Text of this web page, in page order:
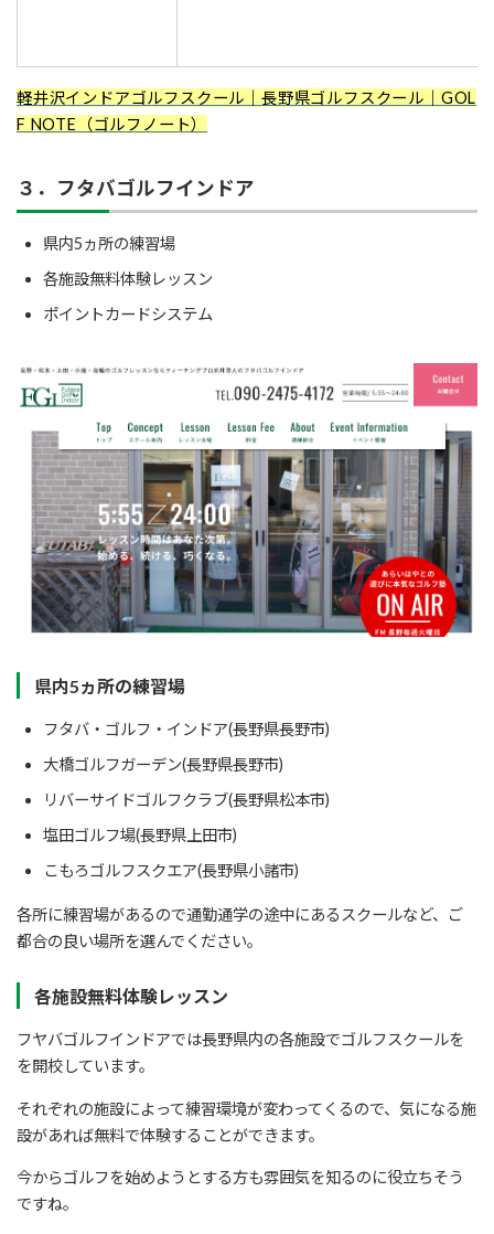
軽井沢インドアゴルフスクール｜長野県ゴルフスクール｜GOL
F NOTE（ゴルフノート）
３．フタバゴルフインドア
県内5ヵ所の練習場
各施設無料体験レッスン
ポイントカードシステム
県内5ヵ所の練習場
フタバ・ゴルフ・インドア(長野県長野市)
大橋ゴルフガーデン(長野県長野市)
リバーサイドゴルフクラブ(長野県松本市)
塩田ゴルフ場(長野県上田市)
こもろゴルフスクエア(長野県小諸市)
各所に練習場があるので通勤通学の途中にあるスクールなど、ご
都合の良い場所を選んでください。
各施設無料体験レッスン
フヤバゴルフインドアでは長野県内の各施設でゴルフスクールを
を開校しています。
それぞれの施設によって練習環境が変わってくるので、気になる施
設があれば無料で体験することができます。
今からゴルフを始めようとする方も雰囲気を知るのに役立ちそう
ですね。